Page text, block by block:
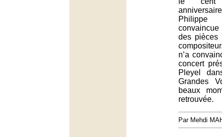
Philippe
des pièces
n’a
concert
Pleyel
Grandes
beaux
retrouvée.
Par Mehdi